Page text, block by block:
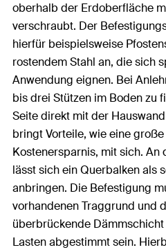
oberhalb der Erdoberfläche
verschraubt. Der
hierfür beispielsweise
rostendem Stahl an, die sich
Anwendung eignen. Bei
bis drei Stützen im Boden zu
Seite direkt mit der
bringt Vorteile, wie eine
Kostenersparnis, mit sich. An
lässt sich ein Querbalken als
anbringen. Die Befestigung
vorhandenen Traggrund und
überbrückende
Lasten abgestimmt sein.